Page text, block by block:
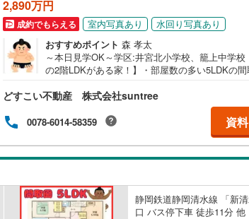
2,890万円
成約でもらえる 室内写真あり
水回り写真あり
おすすめポイント 森 孝太
～本日見学OK～学区:井宮北小学校、籠上中学
の2階LDKがある家！】・部屋数の多い5LDKの
は16帖の広さがあり、外からの視線が気になり
間です 。・3階には2部屋に面したワイドなバ
ん心地よい光や風を取り込めます 。・システム
効率給湯器、全窓ペアガラスなど日々の快適を
へ徒歩3分、コンビニへ徒歩4分、スーパーへ徒
便性の高い周辺環境 。・国が定めた住宅性能表
き渡し後のアフターサービスも充実しており長
2月に完成済みの物件のため、実際の暮らしやす
認いただけます 。
どすこい不動産 株式会社suntree
0078-6014-58359 資
静岡鉄道静岡清水線 「新
口 バス停下車 徒歩11分 他
収納
ウォークインクローゼット
（
）
床下
販売、価格、契約、入居関連など
即入居可能（1）
オンライン内見(相談)可（5） IT重